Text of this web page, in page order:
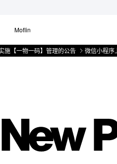
Moflin
的公告 微信小程序上线售后服务公告